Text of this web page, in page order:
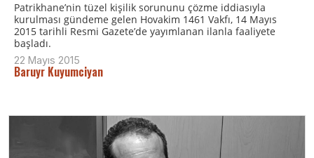
Patrikhane’nin tüzel kişilik sorununu çözme iddiasıyla
kurulması gündeme gelen Hovakim 1461 Vakfı, 14 Mayıs
2015 tarihli Resmi Gazete’de yayımlanan ilanla faaliyete
başladı.
22 Mayıs 2015
Baruyr Kuyumciyan